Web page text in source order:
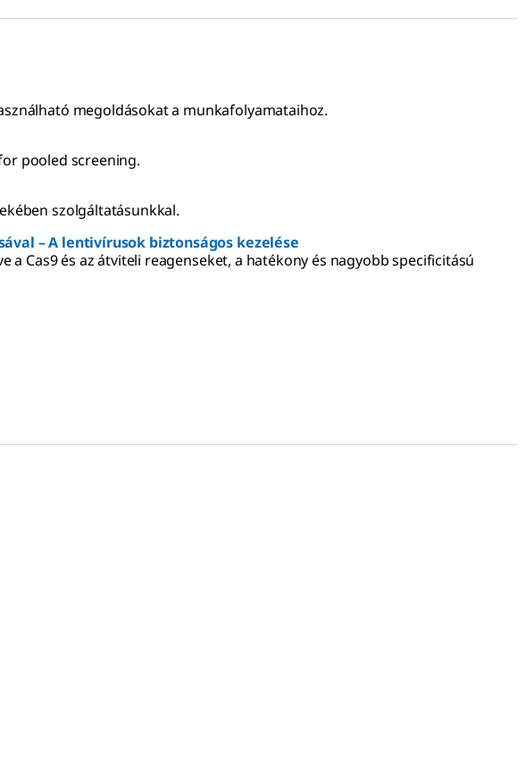
megoldásokat a munkafolyamataihoz.
pooled screening.
szolgáltatásunkkal.
– A lentivírusok biztonságos kezelése
a Cas9 és az átviteli reagenseket, a hatékony és nagyobb specificitású